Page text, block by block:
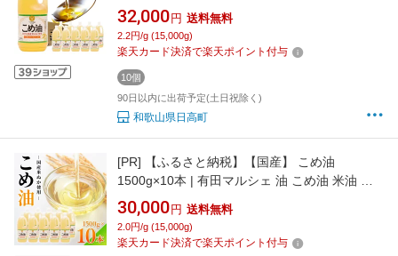
日祝除く)》 和歌山県 日高町 油 保存 米 お米 こ
め 料理 調理 炒め物 揚げ物 ドレッシング コレ
ステロール ギフト こめあぶら 植物油 調理油 食
32,000 円 送料無料
2.2円/g (15,000g)
楽天カード決済で楽天ポイント付与
10個
90日以内に出荷予定(土日祝除く)
和歌山県日高町
[PR]
【ふるさと納税】【国産】 こめ油
1500g×10本 | 有田マルシェ 油 こめ油 米油 揚
げ物 天ぷら オイル 米 コメ油 築野食品 お米 こ
め こめあぶら1500g 炒め物 揚げ物 ギフト 贈答
贈答用 お中元※着日指定不可
30,000 円 送料無料
2.0円/g (15,000g)
楽天カード決済で楽天ポイント付与